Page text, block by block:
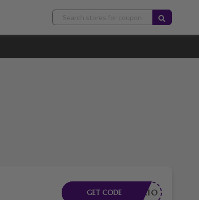
CESSARIO
GET CODE